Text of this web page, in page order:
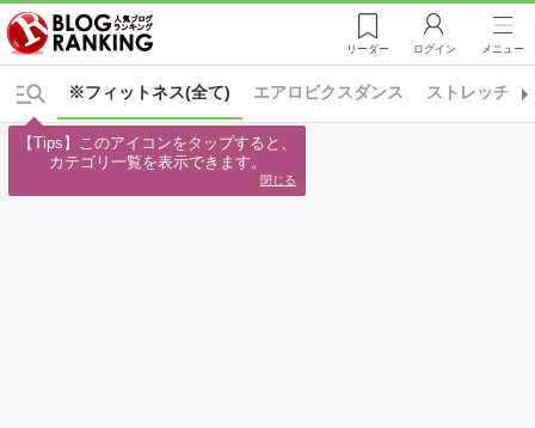
リーダー ログイン メニュー
※フィットネス(全て) エアロビクスダンス ストレッチ
【Tips】このアイコンをタップすると、
カテゴリ一覧を表示できます。
閉じる